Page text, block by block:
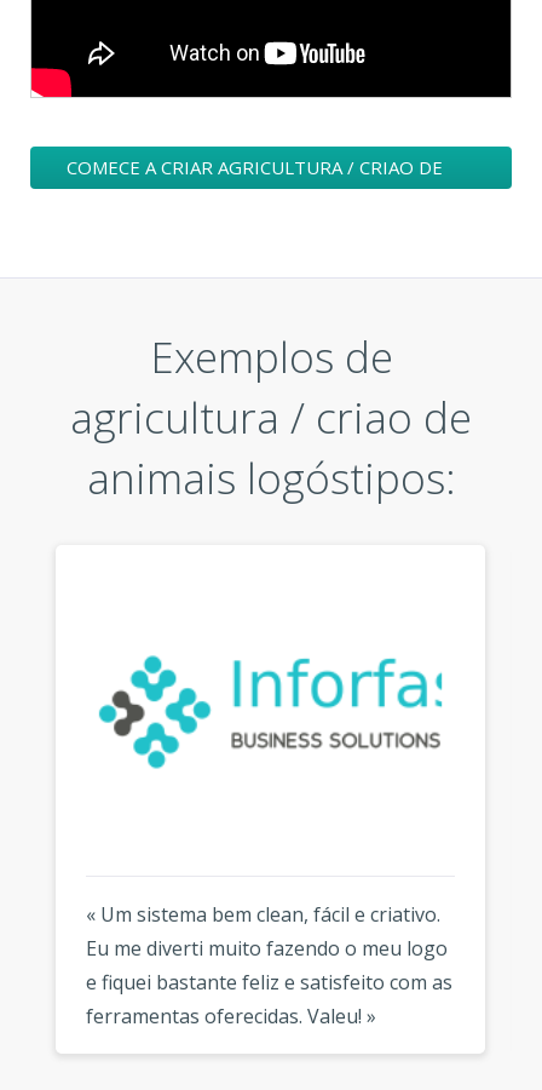
COMECE A CRIAR AGRICULTURA / CRIAO DE
Exemplos de
agricultura / criao de
animais logóstipos:
« Um sistema bem clean, fácil e criativo.
Eu me diverti muito fazendo o meu logo
e fiquei bastante feliz e satisfeito com as
ferramentas oferecidas. Valeu! »